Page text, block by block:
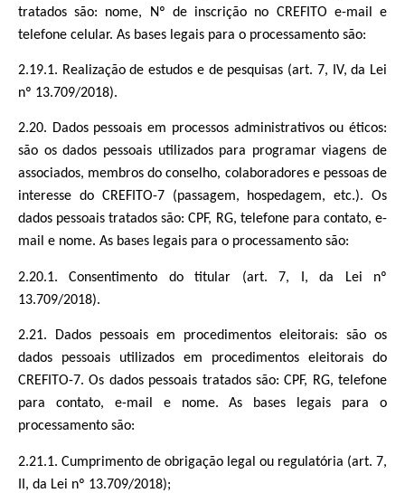
tratados são: nome, Nº de inscrição no CREFITO e-mail e
telefone celular. As bases legais para o processamento são:
2.19.1. Realização de estudos e de pesquisas (art. 7, IV, da Lei
nº 13.709/2018).
2.20. Dados pessoais em processos administrativos ou éticos:
são os dados pessoais utilizados para programar viagens de
associados, membros do conselho, colaboradores e pessoas de
interesse do CREFITO-7 (passagem, hospedagem, etc.). Os
dados pessoais tratados são: CPF, RG, telefone para contato, e-
mail e nome. As bases legais para o processamento são:
2.20.1. Consentimento do titular (art. 7, I, da Lei nº
13.709/2018).
2.21. Dados pessoais em procedimentos eleitorais: são os
dados pessoais utilizados em procedimentos eleitorais do
CREFITO-7. Os dados pessoais tratados são: CPF, RG, telefone
para contato, e-mail e nome. As bases legais para o
processamento são:
2.21.1. Cumprimento de obrigação legal ou regulatória (art. 7,
II, da Lei nº 13.709/2018);